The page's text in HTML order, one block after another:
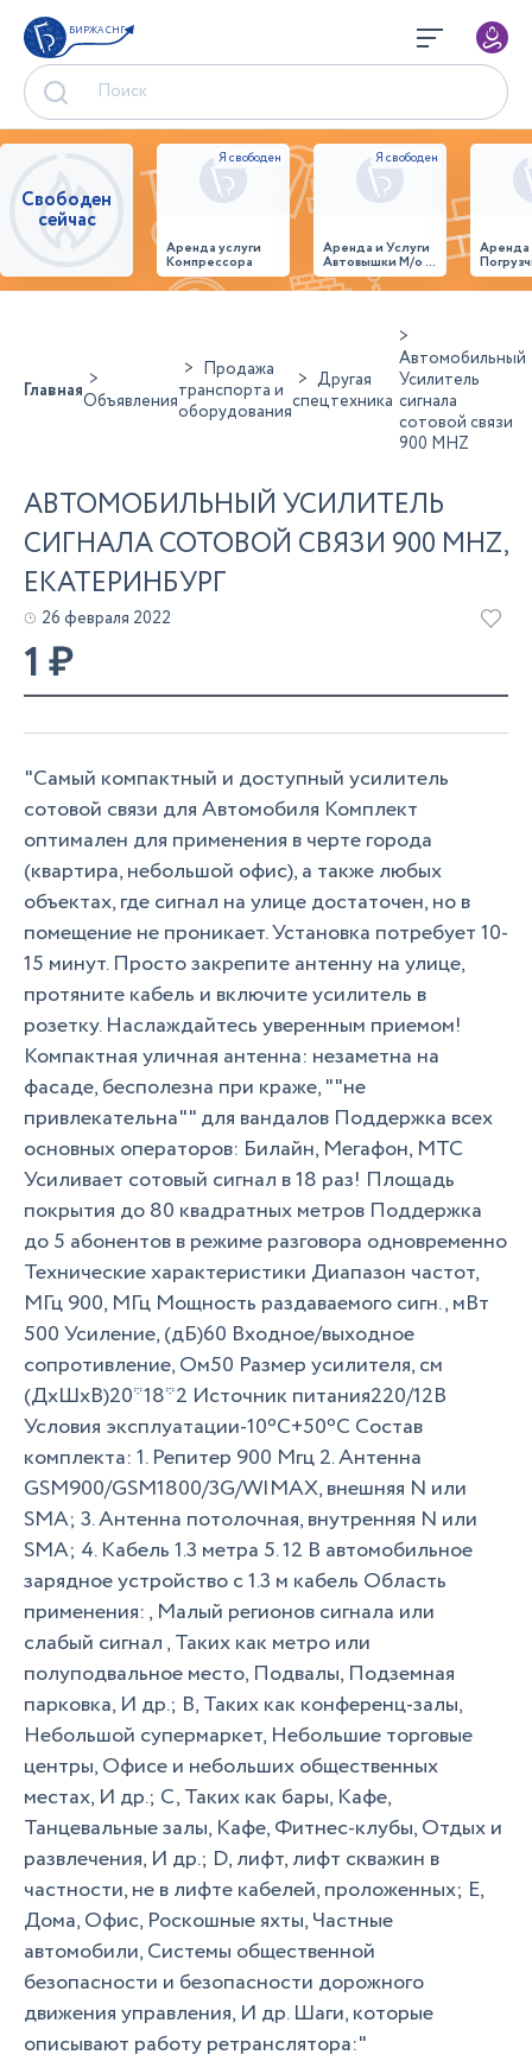
БИРЖА СНГ
Свободен
сейчас
Аренда услуги
Компрессора
Аренда и Услуги
Автовышки М/о г.
Домодедово
26,28,32 место
ГлавнаяОбъявления
Продажа
транспорта и
оборудования
Другая
спецтехника
Автомобильный
Усилитель
сигнала
сотовой связи
900 MHZ
АВТОМОБИЛЬНЫЙ УСИЛИТЕЛЬ
СИГНАЛА СОТОВОЙ СВЯЗИ 900 MHZ,
ЕКАТЕРИНБУРГ
26 февраля 2022
1₽
"Самый компактный и доступный усилитель
сотовой связи для Автомобиля Комплект
оптимален для применения в черте города
(квартира, небольшой офис), а также любых
объектах, где сигнал на улице достаточен, но в
помещение не проникает. Установка потребует 10-
15 минут. Просто закрепите антенну на улице,
протяните кабель и включите усилитель в
розетку. Наслаждайтесь уверенным приемом!
Компактная уличная антенна: незаметна на
фасаде, бесполезна при краже, ""не
привлекательна"" для вандалов Поддержка всех
основных операторов: Билайн, Мегафон, МТС
Усиливает сотовый сигнал в 18 раз! Площадь
покрытия до 80 квадратных метров Поддержка
до 5 абонентов в режиме разговора одновременно
Технические характеристики Диапазон частот,
МГц 900, МГц Мощность раздаваемого сигн., мВт
500 Усиление, (дБ)60 Входное/выходное
сопротивление, Ом50 Размер усилителя, см
(ДхШхВ)20*18*2 Источник питания220/12В
Условия эксплуатации-10ºC+50ºC Состав
комплекта: 1. Репитер 900 Мгц 2. Антенна
GSM900/GSM1800/3G/WIMAX, внешняя N или
SMA; 3. Антенна потолочная, внутренняя N или
SMA; 4. Кабель 1.3 метра 5. 12 В автомобильное
зарядное устройство с 1.3 м кабель Область
применения: , Малый регионов сигнала или
слабый сигнал , Таких как метро или
полуподвальное место, Подвалы, Подземная
парковка, И др.; B, Таких как конференц-залы,
Небольшой супермаркет, Небольшие торговые
центры, Офисе и небольших общественных
местах, И др.; C, Таких как бары, Кафе,
Танцевальные залы, Кафе, Фитнес-клубы, Отдых и
развлечения, И др.; D, лифт, лифт скважин в
частности, не в лифте кабелей, проложенных; E,
Дома, Офис, Роскошные яхты, Частные
автомобили, Системы общественной
безопасности и безопасности дорожного
движения управления, И др. Шаги, которые
описывают работу ретранслятора:"